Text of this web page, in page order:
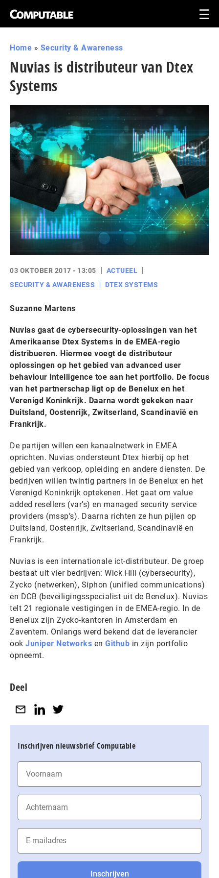
Home » Security & Awareness
Nuvias is distributeur van Dtex
Systems
03 OKTOBER 2017 - 13:05
ACTUEEL
SECURITY & AWARENESS
DTEX SYSTEMS
Suzanne Martens
Nuvias gaat de cybersecurity-oplossingen van het
Amerikaanse Dtex Systems in de EMEA-regio
distribueren. Hiermee voegt de distributeur
oplossingen op het gebied van advanced user
behaviour intelligence toe aan het portfolio. De focus
van het partnerschap ligt op de Benelux en het
Verenigd Koninkrijk. Daarna wordt gekeken naar
Duitsland, Oostenrijk, Zwitserland, Scandinavië en
Frankrijk.
De partijen willen een kanaalnetwerk in EMEA
oprichten. Nuvias ondersteunt Dtex hierbij op het
gebied van verkoop, opleiding en andere diensten. De
bedrijven willen twintig partners in de Benelux en het
Verenigd Koninkrijk optekenen. Het gaat om value
added resellers (var’s) en managed security service
providers (mssp’s). Daarna richten ze hun pijlen op
Duitsland, Oostenrijk, Zwitserland, Scandinavië en
Frankrijk.
Nuvias is een internationale ict-distributeur. De groep
bestaat uit vier bedrijven: Wick Hill (cybersecurity),
Zycko (netwerken), Siphon (unified communications)
en DCB (beveiligingsspecialist uit de Benelux). Nuvias
telt 21 regionale vestigingen in de EMEA-regio. In de
Benelux zijn Zycko-kantoren in Amsterdam en
Zaventem. Onlangs werd bekend dat de leverancier
ook Juniper Networks en Github in zijn portfolio
opneemt.
Deel
Inschrijven nieuwsbrief Computable